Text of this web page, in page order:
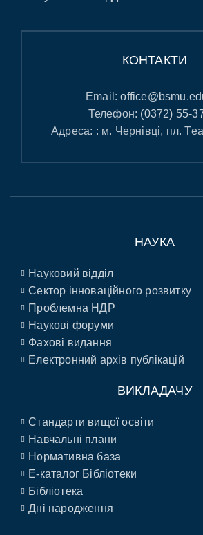
КОНТАКТИ
Email:
Телефон: (0372) 55-
Адреса: : м. Чернівці, пл.
НАУКА
Науковий відділ
Сектор інноваційного розвитку
Проблемна НДР
Наукові форуми
Фахові видання
Електронний архів публікацій
ВИКЛАДАЧУ
Стандарти вищої освіти
Навчальні плани
Нормативна база
E-каталог Бібліотеки
Бібліотека
Дні народження